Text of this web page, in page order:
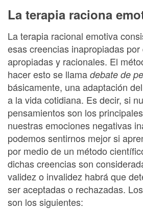
La terapia raciona
La terapia racional emotiva
esas creencias inapropiadas
apropiadas y racionales. El
hacer esto se llama debate de
básicamente, una adaptación
a la vida cotidiana. Es decir, si
pensamientos son los
nuestras emociones negativas
podemos sentirnos mejor si
por medio de un método
dichas creencias son
validez o invalidez habrá que
ser aceptadas o rechazadas.
son los siguientes: